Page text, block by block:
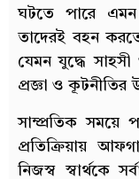
ঘটতে পারে এমন
তাদেরই বহন
যেমন যুদ্ধে
প্রজ্ঞা ও কূটনীতির
সাম্প্রতিক সময়ে
প্রতিক্রিয়ায়
নিজস্ব স্বার্থকে